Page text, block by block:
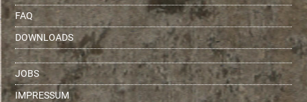
FAQ
DOWNLOADS
JOBS
IMPRESSUM